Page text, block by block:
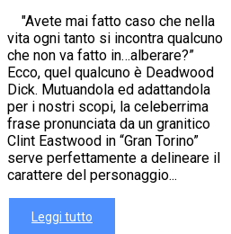
"Avete mai fatto caso che nella
vita ogni tanto si incontra qualcuno
che non va fatto in…alberare?”
Ecco, quel qualcuno è Deadwood
Dick. Mutuandola ed adattandola
per i nostri scopi, la celeberrima
frase pronunciata da un granitico
Clint Eastwood in “Gran Torino”
serve perfettamente a delineare il
carattere del personaggio...
Leggi tutto